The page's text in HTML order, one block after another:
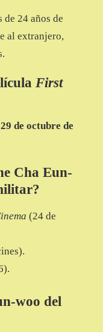
de 24 años de
al extranjero,
First
29 de octubre de
Cha Eun-
(24 de
woo del